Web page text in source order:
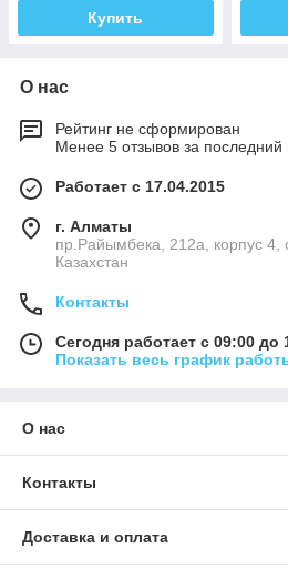
Купить
О нас
Рейтинг не сформирован
Менее 5 отзывов за последний
Работает с 17.04.2015
г. Алматы
пр.Райымбека, 212а, корпус
Казахстан
Контакты
Сегодня работает с 09:00 до
Показать весь график
О нас
Контакты
Доставка и оплата